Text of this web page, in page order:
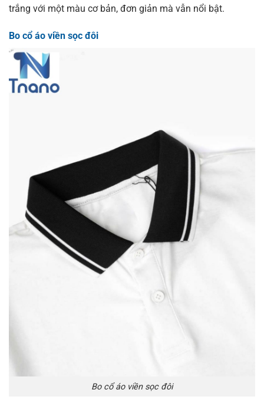
trắng với một màu cơ bản, đơn giản mà vẫn nổi bật.
Bo cổ áo viền sọc đôi
Bo cổ áo viền sọc đôi